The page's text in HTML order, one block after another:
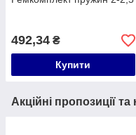
492,34 ₴
Купити
Акційні пропозиції